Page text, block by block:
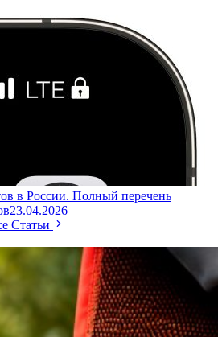
в России. Полный перечень
23.04.2026
Статьи